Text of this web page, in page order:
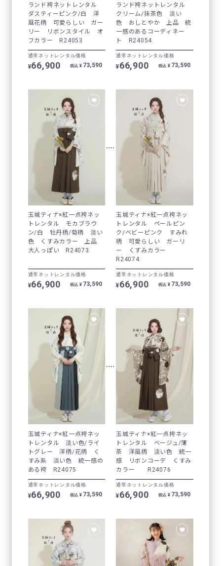
ランド袴ネットレンタル
ダスティーピンク/白 洋
風花柄 可愛らしい ガー
リー リボンスタイル オ
フカラー R24053
通常ネットレンタル価格
¥66,900 税込 ¥ 73,590
ランド袴ネットレンタル
クリーム/抹茶色 淡い
色 おしとやか 上品 統
一感のあるコーディネー
ト R24054
通常ネットレンタル価格
¥66,900 税込 ¥ 73,590
玉城ティナ×紅一点袴ネッ
トレンタル モカブラウ
ン/白 牡丹柄/菊柄 淡い
色 くすみカラー 上品
大人っぽい R24073
通常ネットレンタル価格
¥66,900 税込 ¥ 73,590
玉城ティナ×紅一点袴ネッ
トレンタル ペールピン
ク/ベビーピンク すみれ
柄 可愛らしい ガーリ
ー くすみカラー
R24074
通常ネットレンタル価格
¥66,900 税込 ¥ 73,590
玉城ティナ×紅一点袴ネッ
トレンタル 淡い色/ライ
トグレー 洋柄/花柄 く
すみ系 淡い色 統一感の
ある袴 R24075
通常ネットレンタル価格
¥66,900 税込 ¥ 73,590
玉城ティナ×紅一点袴ネッ
トレンタル ベージュ/薄
茶 洋風柄 淡い色 統一
感 リボンコーデ くすみ
カラー R24076
通常ネットレンタル価格
¥66,900 税込 ¥ 73,590